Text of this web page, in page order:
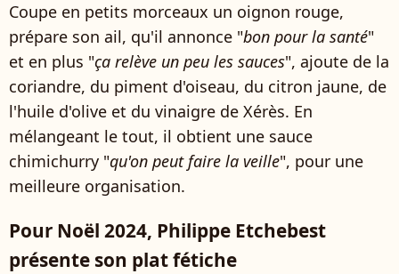
Coupe en petits morceaux un oignon rouge,
prépare son ail, qu'il annonce "bon pour la santé"
et en plus "ça relève un peu les sauces", ajoute de la
coriandre, du piment d'oiseau, du citron jaune, de
l'huile d'olive et du vinaigre de Xérès. En
mélangeant le tout, il obtient une sauce
chimichurry "qu'on peut faire la veille", pour une
meilleure organisation.
Pour Noël 2024, Philippe Etchebest
présente son plat fétiche